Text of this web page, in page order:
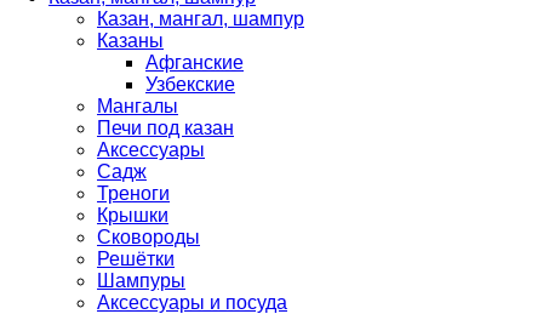
Казан, мангал, шампур
Казаны
Афганские
Узбекские
Мангалы
Печи под казан
Аксессуары
Садж
Треноги
Крышки
Сковороды
Решётки
Шампуры
Аксессуары и посуда